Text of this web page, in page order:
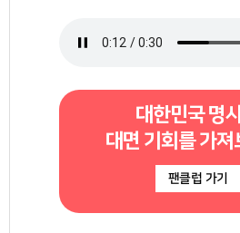
대한민국 명
대면 기회를 가져
팬클럽 가기